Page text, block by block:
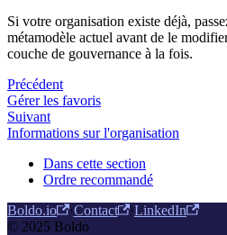
Si votre organisation existe déjà,
métamodèle actuel avant de le
couche de gouvernance à la fois.
Précédent
Gérer les favoris
Suivant
Informations sur l'organisation
Dans cette section
Ordre recommandé
Boldo.io
·Contact ·LinkedIn
© 2025 Boldo